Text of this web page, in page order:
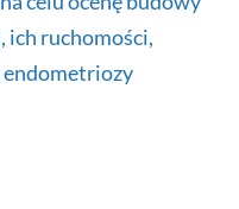
ich ruchomości,
endometriozy